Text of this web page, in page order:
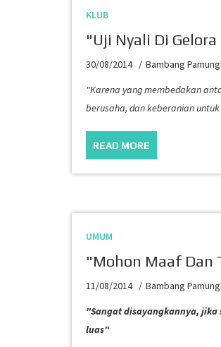
KLUB
"Uji Nyali Di
30/08/2014
Bambang
"Karena yang membedakan
berusaha, dan keberanian
READ MORE
UMUM
"Mohon Maaf Dan
11/08/2014
Bambang
"Sangat disayangkannya,
luas"